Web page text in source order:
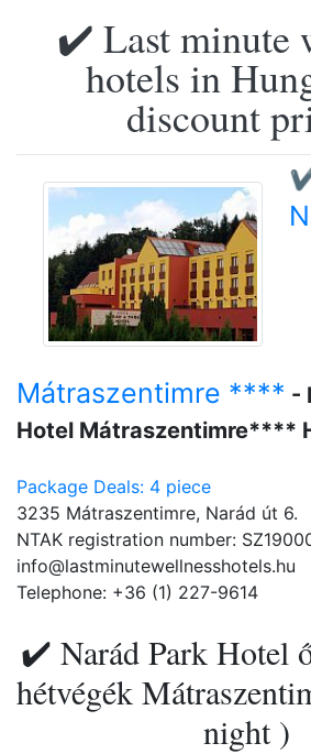
✔️ Last minute
hotels in
discount
Mátraszentimre **** -
Hotel Mátraszentimre****
Package Deals: 4 piece
3235 Mátraszentimre, Narád út 6.
NTAK registration number:
info@lastminutewellnesshotels.hu
Telephone: +36 (1) 227-9614
✔️ Narád Park Hotel
hétvégék
night )